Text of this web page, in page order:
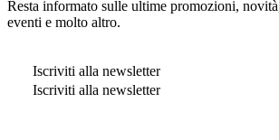
Resta informato sulle ultime promozioni,
eventi e molto altro.
Iscriviti alla newsletter
Iscriviti alla newsletter